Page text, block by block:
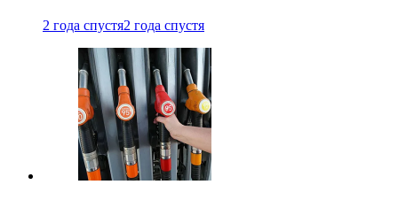
2 года спустя2 года спустя